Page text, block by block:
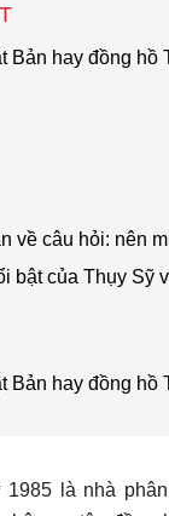
Bản hay đồng hồ
về câu hỏi: nên
bật của Thụy Sỹ
Bản hay đồng hồ
1985 là nhà